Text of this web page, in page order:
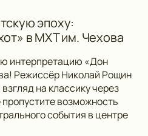
эпоху:
в МХТ им. Чехова
интерпретацию «Дон
Режиссёр Николай Рощин
на классику через
возможность
события в центре